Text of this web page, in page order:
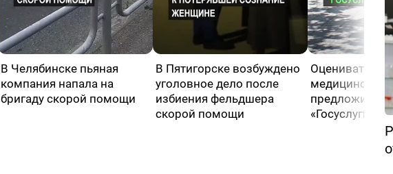
В Челябинске пьяная
компания напала на
бригаду скорой помощи
В Пятигорске возбуждено
уголовное дело после
избиения фельдшера
скорой помощи
Оценивать
медицинской
предложили
«Госуслуги»